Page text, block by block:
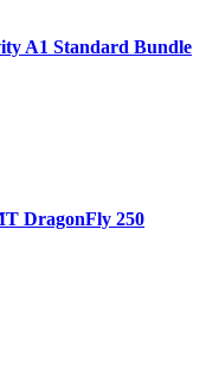
A1 Standard Bundle
DragonFly 250